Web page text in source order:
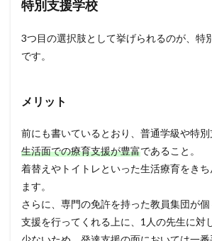
特別支援学校
3つ目の選択肢として挙げられるのが、特
です。
メリット
前にも書いているとおり、普通学級や特
生活面での療育支援が豊富であること。
着替えやトイトレといった生活療育をき
ます。
さらに、専門の免許を持った教員集団が
支援を行ってくれる上に、1人の先生に対